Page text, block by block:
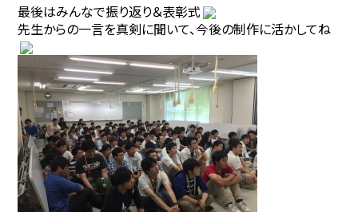
最後はみんなで振り返り＆表彰式
先生からの一言を真剣に聞いて、今後の制作に活かしてね